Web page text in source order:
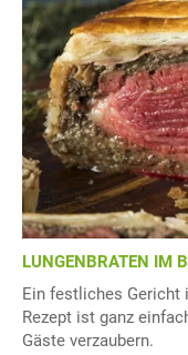
LUNGENBRATEN IM
Ein festliches Gericht
Rezept ist ganz
Gäste verzaubern.